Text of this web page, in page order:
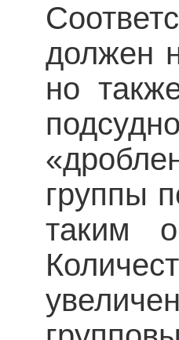
должен
но
группы
таким